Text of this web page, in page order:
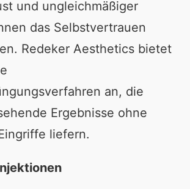
und ungleichmäßiger
das Selbstvertrauen
Redeker Aesthetics bietet
an, die
Ergebnisse ohne
liefern.